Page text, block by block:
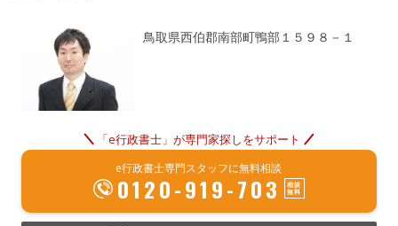
鳥取県西伯郡南部町鴨部１５９８－１
「e行政書士」が専門家探しをサポート
e行政書士専門スタッフに無料相談
0120-919-703